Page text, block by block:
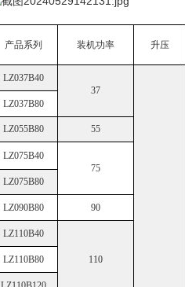
产品系列 装机功率 升压
LZ037B40
37
LZ037B80
LZ055B80 55
LZ075B40
75
LZ075B80
LZ090B80 90
LZ110B40
110
LZ110B80